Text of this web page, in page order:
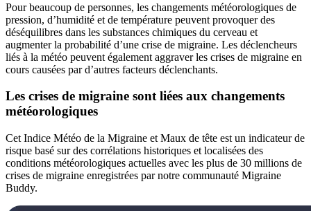
Pour beaucoup de personnes, les changements météorologiques de
pression, d’humidité et de température peuvent provoquer des
déséquilibres dans les substances chimiques du cerveau et
augmenter la probabilité d’une crise de migraine. Les déclencheurs
liés à la météo peuvent également aggraver les crises de migraine en
cours causées par d’autres facteurs déclenchants.
Les crises de migraine sont liées aux changements
météorologiques
Cet Indice Météo de la Migraine et Maux de tête est un indicateur de
risque basé sur des corrélations historiques et localisées des
conditions météorologiques actuelles avec les plus de 30 millions de
crises de migraine enregistrées par notre communauté Migraine
Buddy.